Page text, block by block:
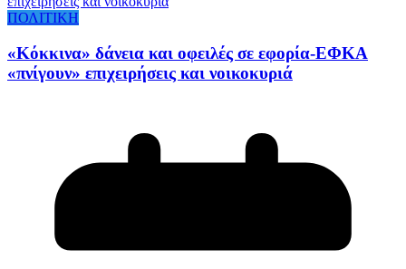
ΠΟΛΙΤΙΚΗ
«Κόκκινα» δάνεια και οφειλές σε εφορία-ΕΦΚΑ
«πνίγουν» επιχειρήσεις και νοικοκυριά